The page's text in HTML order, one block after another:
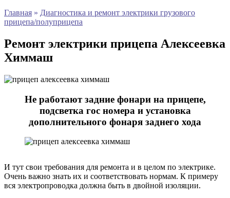
Главная » Диагностика и ремонт электрики грузового
прицепа/полуприцепа
Ремонт электрики прицепа Алексеевка
Химмаш
Не работают задние фонари на прицепе,
подсветка гос номера и установка
дополнительного фонаря заднего хода
И тут свои требования для ремонта и в целом по электрике.
Очень важно знать их и соответствовать нормам. К примеру
вся электропроводка должна быть в двойной изоляции.